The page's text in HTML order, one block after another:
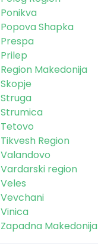
Ponikva
Popova Shapka
Prespa
Prilep
Region Makedonija
Skopje
Struga
Strumica
Tetovo
Tikvesh Region
Valandovo
Vardarski region
Veles
Vevchani
Vinica
Zapadna Makedonija